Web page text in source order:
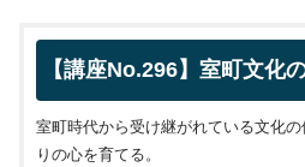
【講座No.296】室町文化
室町時代から受け継がれている文化
りの心を育てる。